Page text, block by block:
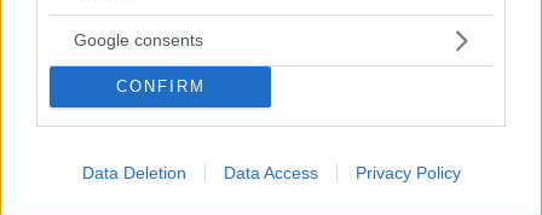
Google consents
CONFIRM
Data Deletion Data Access Privacy Policy